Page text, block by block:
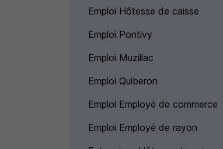
Emploi Hôtesse de caisse
Emploi Pontivy
Emploi Muzillac
Emploi Quiberon
Emploi Employé de commerce
Emploi Employé de rayon